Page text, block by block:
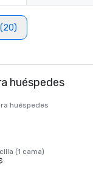
huéspedes
huéspedes
(1 cama)